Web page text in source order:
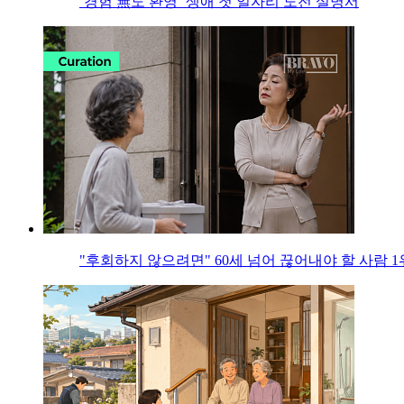
"후회하지 않으려면" 60세 넘어 끊어내야 할 사람 1